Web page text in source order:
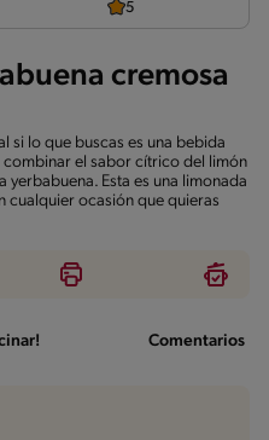
5
cremosa
si lo que buscas es una bebida
el sabor cítrico del limón
Esta es una limonada
cualquier ocasión que quieras
Comentarios